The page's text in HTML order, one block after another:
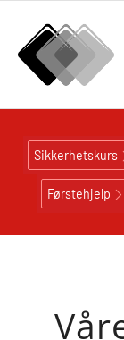
Sikkerhetskurs
Førstehjelp